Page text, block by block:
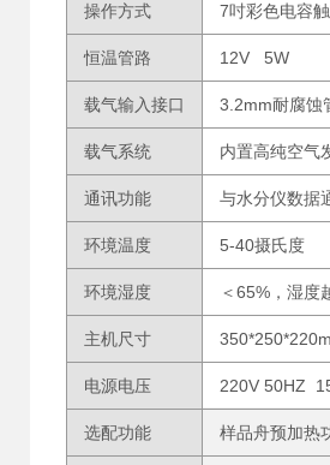
操作方式 7吋彩色电容
恒温管路 12V 5W
载气输入接口 3.2mm耐腐蚀
载气系统 内置高纯空气
通讯功能 与水分仪数据
环境温度 5-40摄氏度
环境湿度 ＜65%，湿度
主机尺寸
电源电压 220V 50HZ
选配功能 样品舟预加热